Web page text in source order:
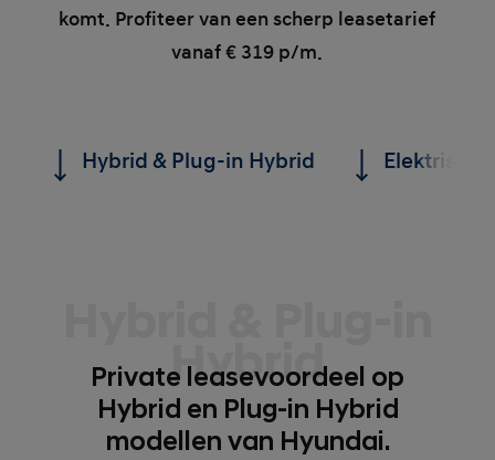
komt. Profiteer van een scherp leasetarief
vanaf € 319 p/m.
Hybrid & Plug-in Hybrid
Hybrid
Private leasevoordeel op
Hybrid en Plug-in Hybrid
modellen van Hyundai.